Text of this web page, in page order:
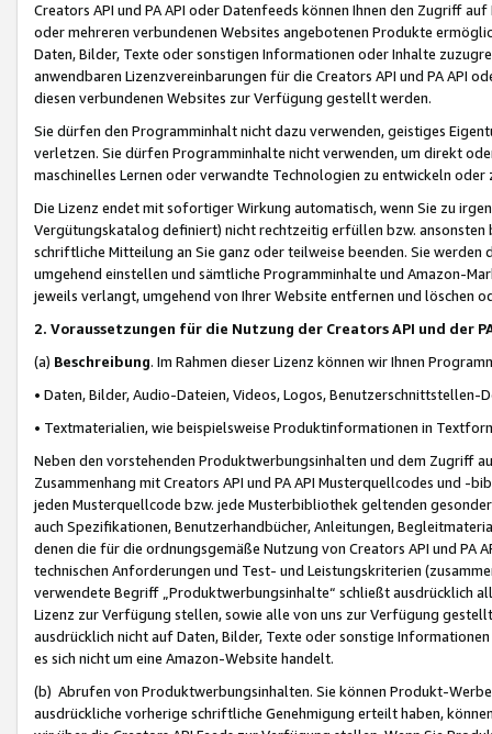
Creators API und PA API oder Datenfeeds können Ihnen den Zugriff
oder mehreren verbundenen Websites angebotenen Produkte
Daten, Bilder, Texte oder sonstigen Informationen oder Inhalte
anwendbaren Lizenzvereinbarungen für die Creators API und PA API
diesen verbundenen Websites zur Verfügung gestellt werden.
Sie dürfen den Programminhalt nicht dazu verwenden, geistiges
verletzen. Sie dürfen Programminhalte nicht verwenden, um direkt
maschinelles Lernen oder verwandte Technologien zu entwickeln
Die Lizenz endet mit sofortiger Wirkung automatisch, wenn Sie zu
Vergütungskatalog definiert) nicht rechtzeitig erfüllen bzw. ansonsten
schriftliche Mitteilung an Sie ganz oder teilweise beenden. Sie werden
umgehend einstellen und sämtliche Programminhalte und Amazon-
jeweils verlangt, umgehend von Ihrer Website entfernen und löschen
2. Voraussetzungen für die Nutzung der Creators API und der
(a) Beschreibung. Im Rahmen dieser Lizenz können wir Ihnen
• Daten, Bilder, Audio-Dateien, Videos, Logos, Benutzerschnittstellen-
• Textmaterialien, wie beispielsweise Produktinformationen in
Neben den vorstehenden Produktwerbungsinhalten und dem Zugriff
Zusammenhang mit Creators API und PA API Musterquellcodes und
jeden Musterquellcode bzw. jede Musterbibliothek geltenden
auch Spezifikationen, Benutzerhandbücher, Anleitungen,
denen die für die ordnungsgemäße Nutzung von Creators API und PA
technischen Anforderungen und Test- und Leistungskriterien
verwendete Begriff „Produktwerbungsinhalte“ schließt ausdrücklich
Lizenz zur Verfügung stellen, sowie alle von uns zur Verfügung
ausdrücklich nicht auf Daten, Bilder, Texte oder sonstige
es sich nicht um eine Amazon-Website handelt.
(b) Abrufen von Produktwerbungsinhalten. Sie können Produkt-
ausdrückliche vorherige schriftliche Genehmigung erteilt haben,